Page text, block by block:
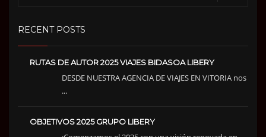
RECENT POSTS
RUTAS DE AUTOR 2025 VIAJES BIDASOA LIBERY
DESDE NUESTRA AGENCIA DE VIAJES EN VITORIA nos
...
OBJETIVOS 2025 GRUPO LIBERY